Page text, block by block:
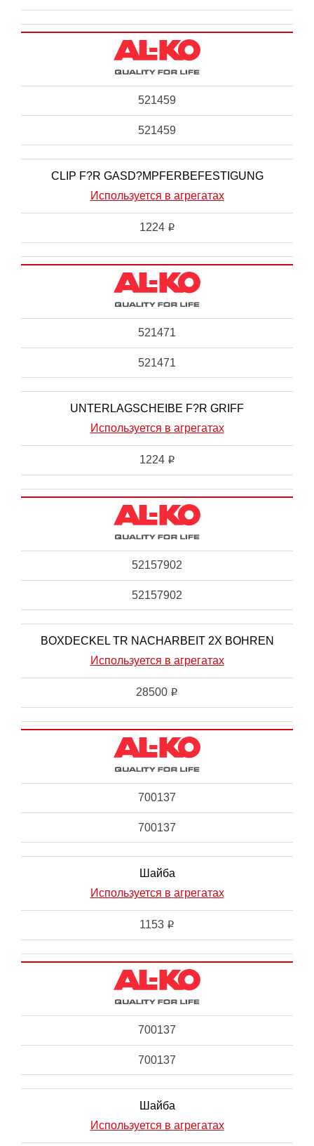
521459
521459
CLIP F?R GASD?MPFERBEFESTIGUNG
Используется в агрегатах
1224 i
521471
521471
UNTERLAGSCHEIBE F?R GRIFF
Используется в агрегатах
1224 i
52157902
52157902
BOXDECKEL TR NACHARBEIT 2X BOHREN
Используется в агрегатах
28500 i
700137
700137
Шайба
Используется в агрегатах
1153 i
700137
700137
Шайба
Используется в агрегатах